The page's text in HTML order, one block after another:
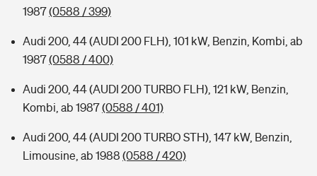
1987(0588 / 399)
Audi 200, 44 (AUDI 200 FLH), 101 kW, Benzin, Kombi, ab
1987(0588 / 400)
Audi 200, 44 (AUDI 200 TURBO FLH), 121 kW, Benzin,
Kombi, ab 1987(0588 / 401)
Audi 200, 44 (AUDI 200 TURBO STH), 147 kW, Benzin,
Limousine, ab 1988 (0588 / 420)